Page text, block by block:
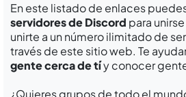
En este listado de enlaces
servidores de Discord para
unirte a un número ilimitado de
través de este sitio web. Te
gente cerca de tíy conocer